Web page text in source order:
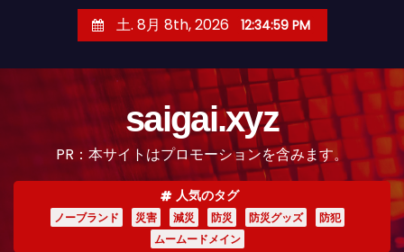
土. 8月 8th, 2026 12:35:00 PM
saigai.xyz
PR：本サイトはプロモーションを含みます。
人気のタグ
ノーブランド 災害 減災 防災 防災グッズ
防犯
ムームードメイン